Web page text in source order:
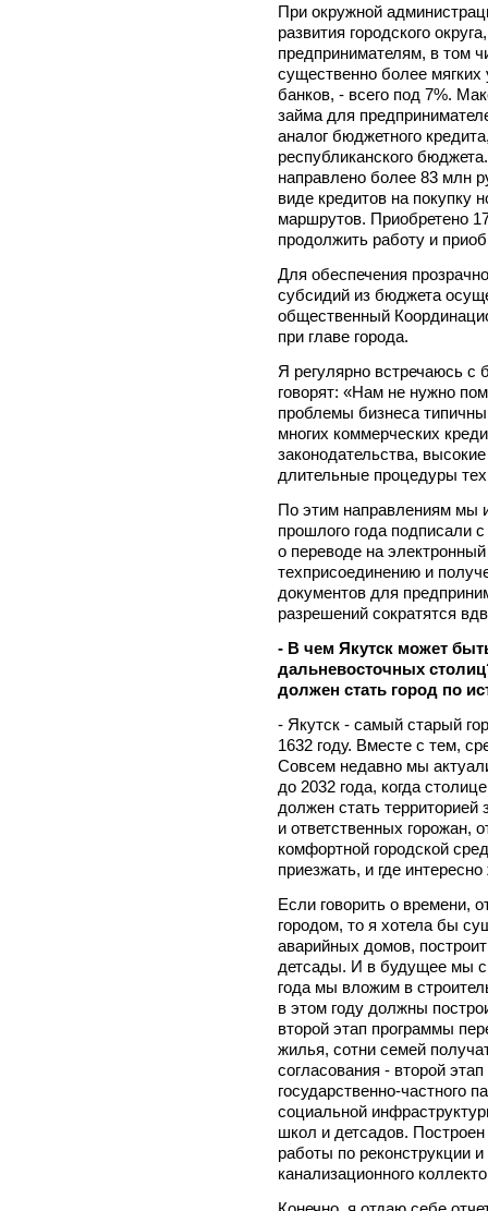
При окружной
развития городского
предпринимателям, в том
существенно более
банков, - всего под 7%.
займа для
аналог бюджетного
республиканского
направлено более 83 млн
виде кредитов на покупку
маршрутов. Приобретено
продолжить работу и
Для обеспечения
субсидий из бюджета
общественный
при главе города.
Я регулярно встречаюсь с
говорят: «Нам не нужно
проблемы бизнеса
многих коммерческих
законодательства,
длительные процедуры
По этим направлениям мы
прошлого года подписали
о переводе на
техприсоединению и
документов для
разрешений сократятся
- В чем Якутск может
дальневосточных
должен стать город по
- Якутск - самый старый
1632 году. Вместе с тем,
Совсем недавно мы
до 2032 года, когда
должен стать
и ответственных горожан,
комфортной городской
приезжать, и где
Если говорить о времени,
городом, то я хотела бы
аварийных домов,
детсады. И в будущее мы
года мы вложим в
в этом году должны
второй этап программы
жилья, сотни семей
согласования - второй
государственно-частного
социальной
школ и детсадов.
работы по реконструкции
канализационного